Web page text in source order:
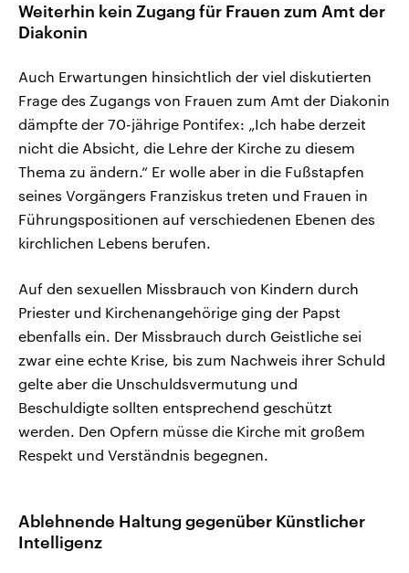
Weiterhin kein Zugang für Frauen zum Amt der
Diakonin
Auch Erwartungen hinsichtlich der viel diskutierten
Frage des Zugangs von Frauen zum Amt der Diakonin
dämpfte der 70-jährige Pontifex: „Ich habe derzeit
nicht die Absicht, die Lehre der Kirche zu diesem
Thema zu ändern.“ Er wolle aber in die Fußstapfen
seines Vorgängers Franziskus treten und Frauen in
Führungspositionen auf verschiedenen Ebenen des
kirchlichen Lebens berufen.
Auf den sexuellen Missbrauch von Kindern durch
Priester und Kirchenangehörige ging der Papst
ebenfalls ein. Der Missbrauch durch Geistliche sei
zwar eine echte Krise, bis zum Nachweis ihrer Schuld
gelte aber die Unschuldsvermutung und
Beschuldigte sollten entsprechend geschützt
werden. Den Opfern müsse die Kirche mit großem
Respekt und Verständnis begegnen.
Ablehnende Haltung gegenüber Künstlicher
Intelligenz